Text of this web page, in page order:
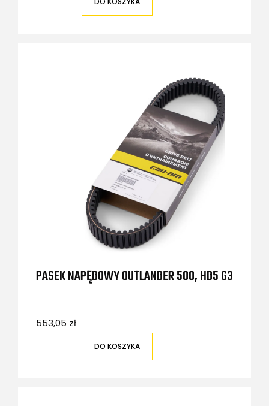
PASEK NAPĘDOWY OUTLANDER 500, HD5 G3
553,05 zł
DO KOSZYKA